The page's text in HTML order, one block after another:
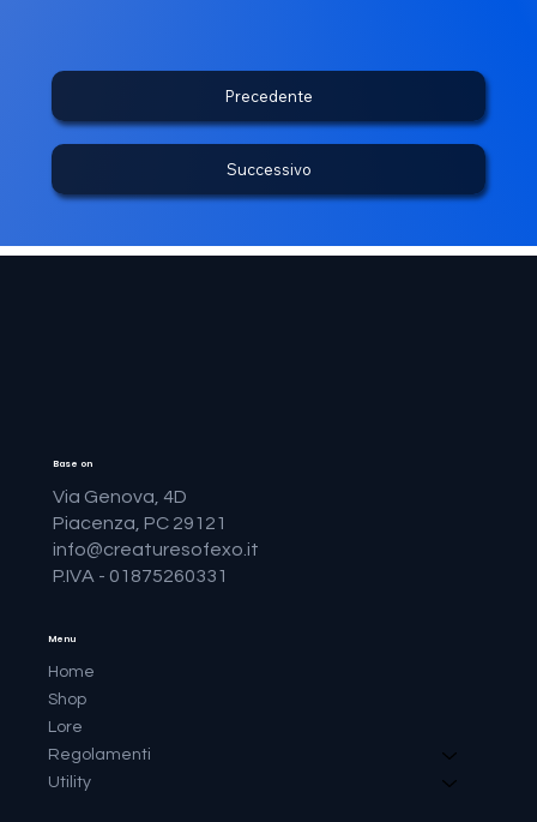
Precedente
Successivo
Via Genova, 4D
Piacenza, PC 29121
info@creaturesofexo.it
P.IVA - 01875260331
Base on
Menu
Home
Shop
Lore
Regolamenti
Utility